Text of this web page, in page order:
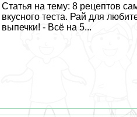
Статья на тему: 8 рецептов
вкусного теста. Рай для
выпечки! - Всё на 5...